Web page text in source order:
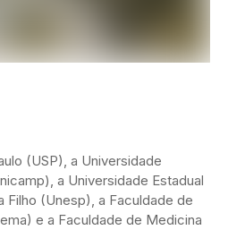
(USP), a Universidade
a Universidade Estadual
Filho (Unesp), a Faculdade de
e a Faculdade de Medicina